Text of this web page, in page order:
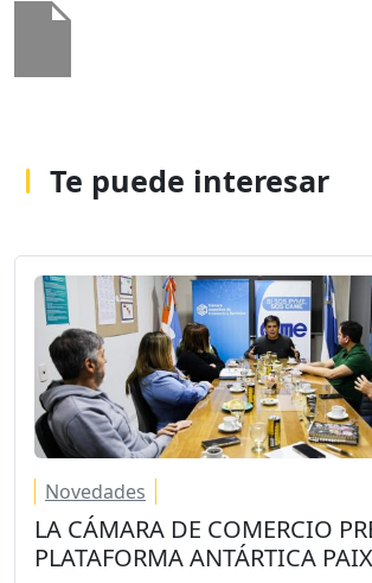
Te puede interesar
Novedades
LA CÁMARA DE COMERCIO
PLATAFORMA ANTÁRTICA PAIX